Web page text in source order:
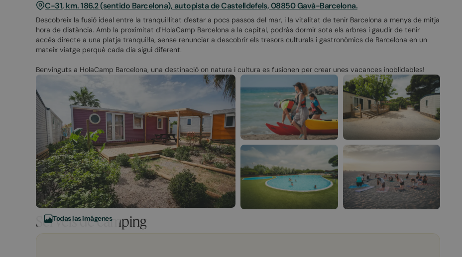
C-31, km. 186.2 (sentido Barcelona), autopista de Castelldefels, 08850 Gavà-Barcelona.
Descobreix la fusió ideal entre la tranquil·litat d'estar a pocs passos del mar, i la vitalitat de tenir Barcelona a menys de mitja
hora de distància. Amb la proximitat d'HolaCamp Barcelona a la capital, podràs dormir sota els arbres i gaudir de tenir
accés directe a una platja tranquil·la, sense renunciar a descobrir els tresors culturals i gastronòmics de Barcelona en un
mateix viatge perquè cada dia sigui diferent.
Benvinguts a HolaCamp Barcelona, una destinació on natura i cultura es fusionen per crear unes vacances inoblidables!
Todas las imágenes
Serveis de càmping